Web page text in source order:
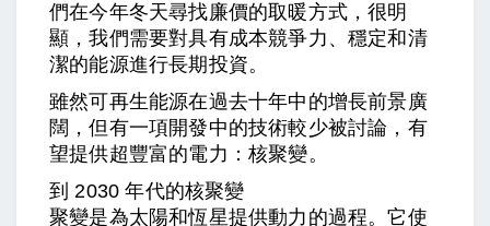
們在今年冬天尋找廉價的取暖方式，很明
顯，我們需要對具有成本競爭力、穩定和清
潔的能源進行長期投資。
雖然可再生能源在過去十年中的增長前景廣
闊，但有一項開發中的技術較少被討論，有
望提供超豐富的電力：核聚變。
到 2030 年代的核聚變
聚變是為太陽和恆星提供動力的過程。它使